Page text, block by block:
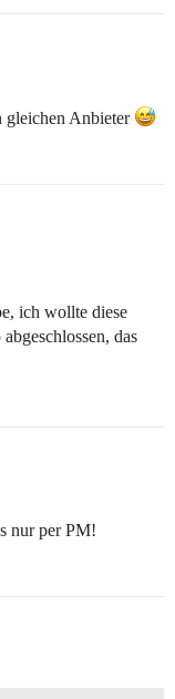
gleichen Anbieter
ich wollte diese
das
nur per PM!